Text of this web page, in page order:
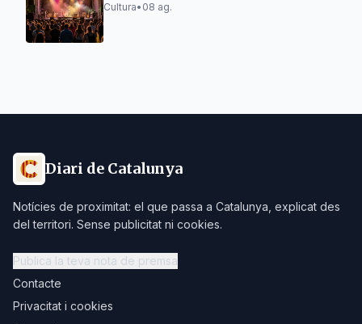
Cultura• 08 ag.
Diari de Catalunya
Notícies de proximitat: el que passa a Catalunya, explicat des
del territori. Sense publicitat ni cookies.
Publica la teva nota de premsa
Contacte
Privacitat i cookies